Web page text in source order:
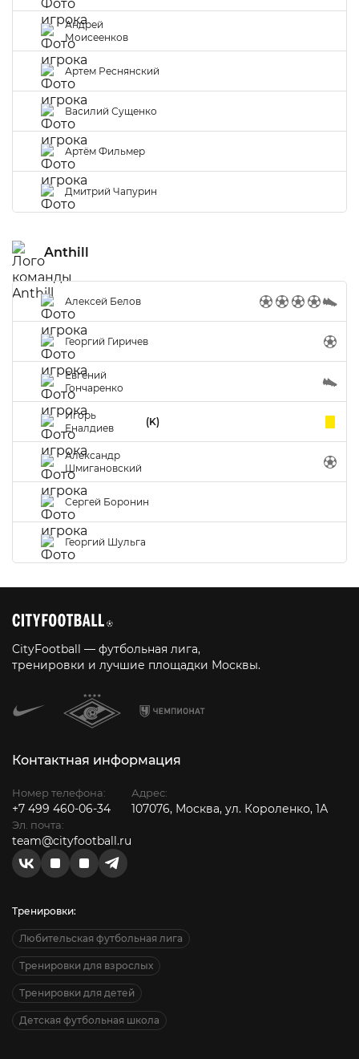
Андрей
Моисеенков
Артем Реснянский
Василий Сущенко
Артём Фильмер
Дмитрий Чапурин
Anthill
Алексей Белов
Георгий Гиричев
Евгений
Гончаренко
Игорь
Еналдиев
(K)
Александр
Шмигановский
Сергей Боронин
Георгий Шульга
CityFootball — футбольная лига,
тренировки и лучшие площадки Москвы.
Контактная информация
Номер телефона:
+7 499 460-06-34
Эл. почта:
team@cityfootball.ru
Адрес:
107076, Москва, ул. Короленко, 1А
Тренировки:
Любительская футбольная лига
Тренировки для взрослых
Тренировки для детей
Детская футбольная школа